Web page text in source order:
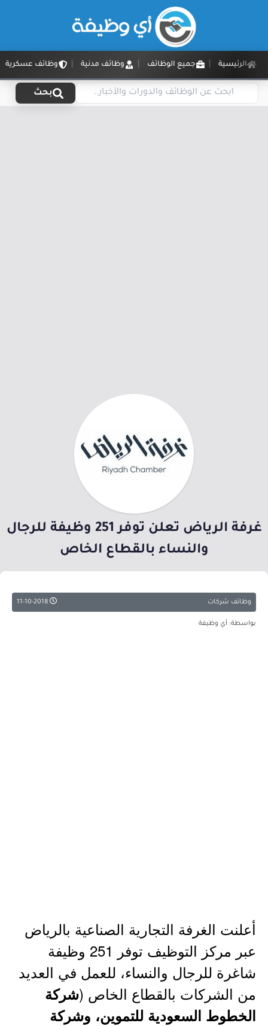
الرئيسية جميع الوظائف وظائف مدنية وظائف عسكرية
بحث
غرفة الرياض تعلن توفر 251 وظيفة للرجال
والنساء بالقطاع الخاص
وظائف شركات
بواسطة: أي وظيفة
أعلنت الغرفة التجارية الصناعية بالرياض
عبر مركز التوظيف توفر 251 وظيفة
شاغرة للرجال والنساء، للعمل في العديد
من الشركات بالقطاع الخاص (شركة
الخطوط السعودية للتموين، وشركة